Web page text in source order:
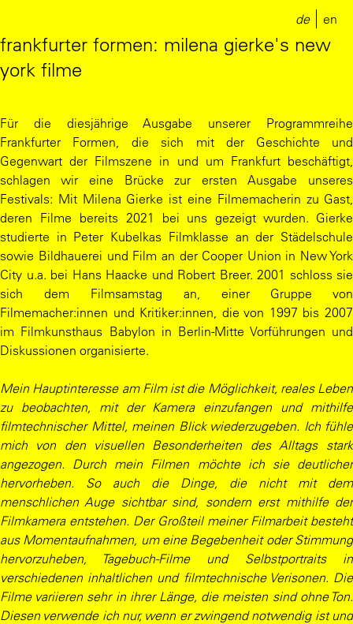
frankfurter formen: milena gierke's new
york filme
Für die diesjährige Ausgabe unserer Programmreihe
Frankfurter Formen, die sich mit der Geschichte und
Gegenwart der Filmszene in und um Frankfurt beschäftigt,
schlagen wir eine Brücke zur ersten Ausgabe unseres
Festivals: Mit Milena Gierke ist eine Filmemacherin zu Gast,
deren Filme bereits 2021 bei uns gezeigt wurden. Gierke
studierte in Peter Kubelkas Filmklasse an der Städelschule
sowie Bildhauerei und Film an der Cooper Union in New York
City u.a. bei Hans Haacke und Robert Breer. 2001 schloss sie
sich dem Filmsamstag an, einer Gruppe von
Filmemacher:innen und Kritiker:innen, die von 1997 bis 2007
im Filmkunsthaus Babylon in Berlin-Mitte Vorführungen und
Diskussionen organisierte.
Mein Hauptinteresse am Film ist die Möglichkeit, reales Leben
zu beobachten, mit der Kamera einzufangen und mithilfe
filmtechnischer Mittel, meinen Blick wiederzugeben. Ich fühle
mich von den visuellen Besonderheiten des Alltags stark
angezogen. Durch mein Filmen möchte ich sie deutlicher
hervorheben. So auch die Dinge, die nicht mit dem
menschlichen Auge sichtbar sind, sondern erst mithilfe der
Filmkamera entstehen. Der Großteil meiner Filmarbeit besteht
aus Momentaufnahmen, um eine Begebenheit oder Stimmung
hervorzuheben, Tagebuch-Filme und Selbstportraits in
verschiedenen inhaltlichen und filmtechnische Verisonen. Die
Filme variieren sehr in ihrer Länge, die meisten sind ohne Ton.
Diesen verwende ich nur, wenn er zwingend notwendig ist und
de en